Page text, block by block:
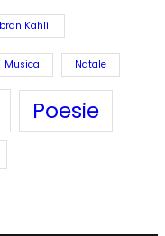
Kahlil
Musica Natale
Poesie